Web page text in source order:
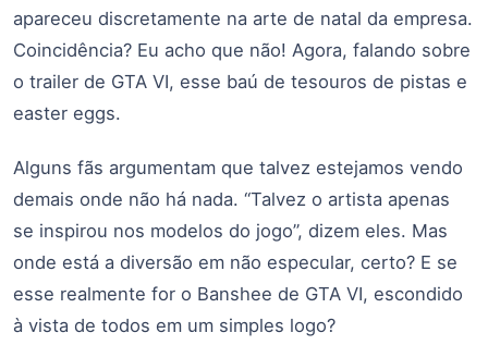
apareceu discretamente na arte de natal da empresa.
Coincidência? Eu acho que não! Agora, falando sobre
o trailer de GTA VI, esse baú de tesouros de pistas e
easter eggs.
Alguns fãs argumentam que talvez estejamos vendo
demais onde não há nada. “Talvez o artista apenas
se inspirou nos modelos do jogo”, dizem eles. Mas
onde está a diversão em não especular, certo? E se
esse realmente for o Banshee de GTA VI, escondido
à vista de todos em um simples logo?